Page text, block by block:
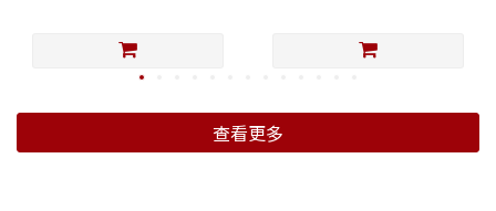
查看更多